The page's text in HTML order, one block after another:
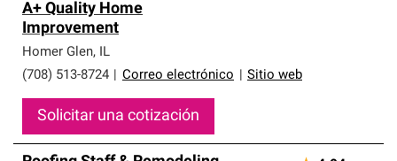
A+ Quality Home
Improvement
Homer Glen, IL
(708) 513-8724
Correo electrónico Sitio web
Solicitar una cotización